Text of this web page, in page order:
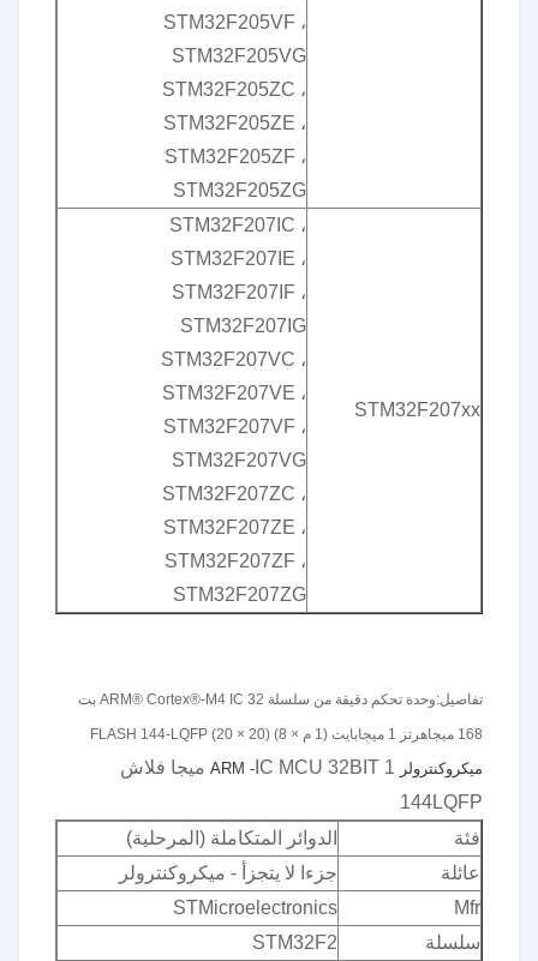
STM32F205VF ،
STM32F205VG
STM32F205ZC ،
STM32F205ZE ،
STM32F205ZF ،
STM32F205ZG
STM32F207xx
STM32F207IC ،
STM32F207IE ،
STM32F207IF ،
STM32F207IG
STM32F207VC ،
STM32F207VE ،
STM32F207VF ،
STM32F207VG
STM32F207ZC ،
STM32F207ZE ،
STM32F207ZF ،
STM32F207ZG
تفاصيل: وحدة تحكم دقيقة من سلسلة ARM® Cortex®-M4 IC 32 بت
168 ميجاهرتز 1 ميجابايت (1 م × 8) FLASH 144-LQFP (20 × 20)
ميكروكنترولر ARM -
IC MCU 32BIT 1 ميجا فلاش
144LQFP
فئة
الدوائر المتكاملة (المرحلية)
عائلة
جزءا لا يتجزأ - ميكروكنترولر
Mfr
STMicroelectronics
سلسلة
STM32F2